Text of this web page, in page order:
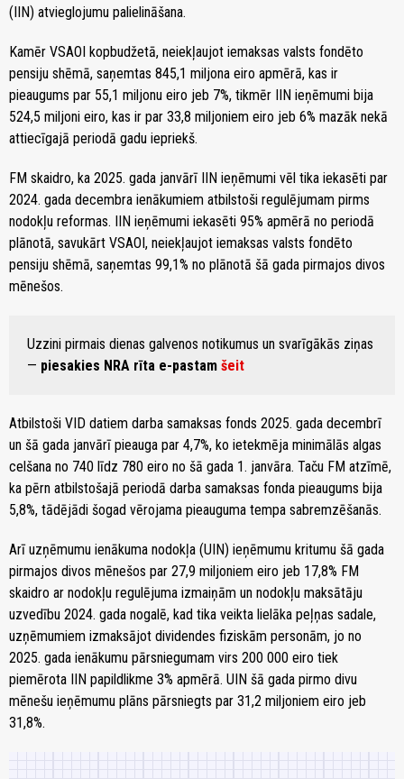
(IIN) atvieglojumu palielināšana.
Kamēr VSAOI kopbudžetā, neiekļaujot iemaksas valsts fondēto
pensiju shēmā, saņemtas 845,1 miljona eiro apmērā, kas ir
pieaugums par 55,1 miljonu eiro jeb 7%, tikmēr IIN ieņēmumi bija
524,5 miljoni eiro, kas ir par 33,8 miljoniem eiro jeb 6% mazāk nekā
attiecīgajā periodā gadu iepriekš.
FM skaidro, ka 2025. gada janvārī IIN ieņēmumi vēl tika iekasēti par
2024. gada decembra ienākumiem atbilstoši regulējumam pirms
nodokļu reformas. IIN ieņēmumi iekasēti 95% apmērā no periodā
plānotā, savukārt VSAOI, neiekļaujot iemaksas valsts fondēto
pensiju shēmā, saņemtas 99,1% no plānotā šā gada pirmajos divos
mēnešos.
Uzzini pirmais dienas galvenos notikumus un svarīgākās ziņas
— piesakies NRA rīta e-pastam šeit
Atbilstoši VID datiem darba samaksas fonds 2025. gada decembrī
un šā gada janvārī pieauga par 4,7%, ko ietekmēja minimālās algas
celšana no 740 līdz 780 eiro no šā gada 1. janvāra. Taču FM atzīmē,
ka pērn atbilstošajā periodā darba samaksas fonda pieaugums bija
5,8%, tādējādi šogad vērojama pieauguma tempa sabremzēšanās.
Arī uzņēmumu ienākuma nodokļa (UIN) ieņēmumu kritumu šā gada
pirmajos divos mēnešos par 27,9 miljoniem eiro jeb 17,8% FM
skaidro ar nodokļu regulējuma izmaiņām un nodokļu maksātāju
uzvedību 2024. gada nogalē, kad tika veikta lielāka peļņas sadale,
uzņēmumiem izmaksājot dividendes fiziskām personām, jo no
2025. gada ienākumu pārsniegumam virs 200 000 eiro tiek
piemērota IIN papildlikme 3% apmērā. UIN šā gada pirmo divu
mēnešu ieņēmumu plāns pārsniegts par 31,2 miljoniem eiro jeb
31,8%.